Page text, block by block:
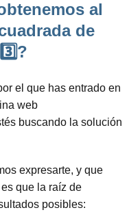
al
de
el que has entrado en
web
buscando la solución
expresarte, y que
que la raíz de
posibles: